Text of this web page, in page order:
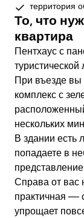
территория
То, что
квартира
Пентхаус с
При въезде вы
комплекс с
нескольких
В здании есть
попадаете в
Справа от вас
практичная —
упрощает